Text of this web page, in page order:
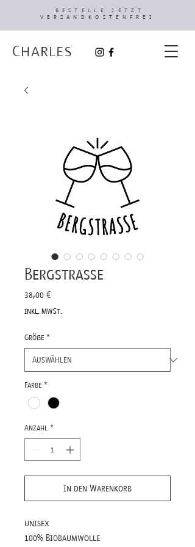
BESTELLE JETZT
VERSANDKOSTENFREI
Charles
Bergstrasse
38,00 €Preis
inkl. MwSt.
Größe *
Farbe *
Anzahl *
In den Warenkorb
unisex
100% Biobaumwolle